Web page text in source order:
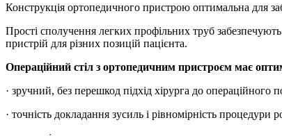
Конструкція ортопедичного пристрою оптимальна для
Прості сполучення легких профільних труб
пристрій для різних позицій пацієнта.
Операційний стіл з ортопедичним пристроєм має
· зручний, без перешкод підхід хірурга до операційного
· точність докладання зусиль і рівномірність процедури